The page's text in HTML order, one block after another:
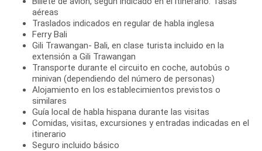
aéreas
Traslados indicados en regular de habla inglesa
Ferry Bali
Gili Trawangan- Bali, en clase turista incluido en la
extensión a Gili Trawangan
Transporte durante el circuito en coche, autobús o
minivan (dependiendo del número de personas)
Alojamiento en los establecimientos previstos o
similares
Guía local de habla hispana durante las visitas
Comidas, visitas, excursiones y entradas indicadas en el
itinerario
Seguro incluido básico